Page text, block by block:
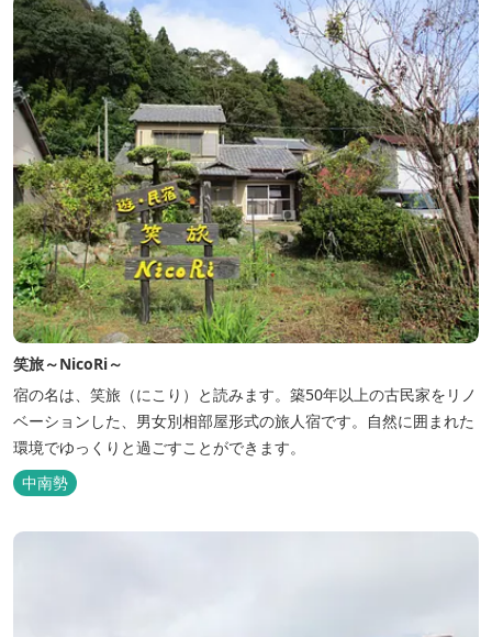
気町のローカ...
笑旅～NicoRi～
宿の名は、笑旅（にこり）と読みます。築50年以上の古民家をリノ
ベーションした、男女別相部屋形式の旅人宿です。自然に囲まれた
環境でゆっくりと過ごすことができます。
中南勢